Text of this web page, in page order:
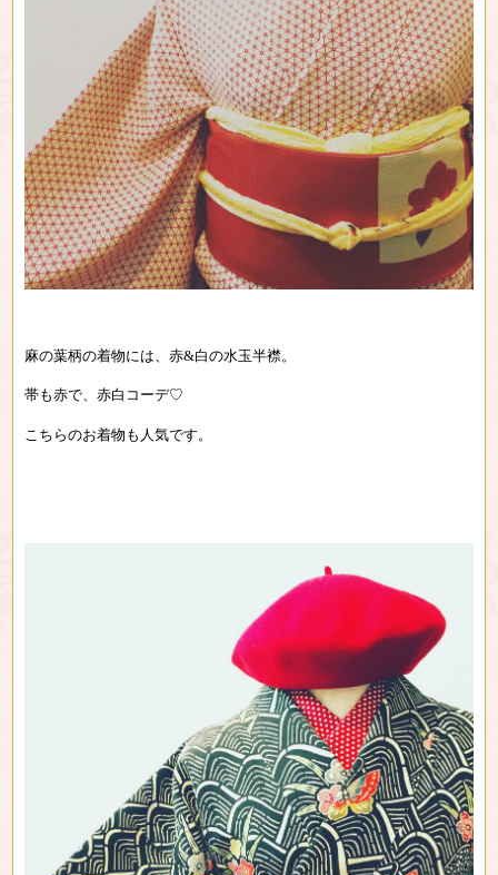
麻の葉柄の着物には、赤&白の水玉半襟。
帯も赤で、赤白コーデ♡
こちらのお着物も人気です。